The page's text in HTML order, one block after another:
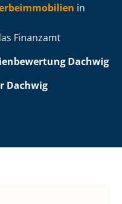
in
Finanzamt
Dachwig
Dachwig